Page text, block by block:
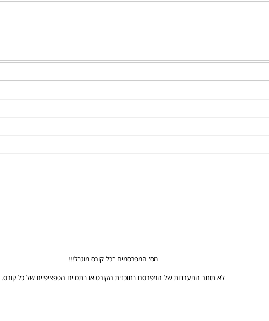
מס' המפרסמים בכל קורס מוגבל!!!
לא תותר התערבות של המפרסם בתוכנית הקורס או בתכנים הספציפיים של כל קורס.